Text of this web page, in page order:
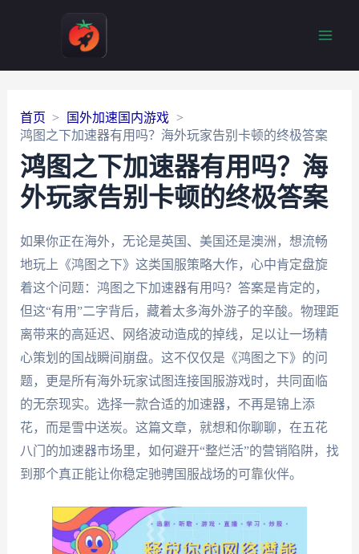
首页
国外加速国内游戏
鸿图之下加速器有用吗？海外玩家告别卡顿的终极答案
鸿图之下加速器有用吗？海
外玩家告别卡顿的终极答案
如果你正在海外，无论是英国、美国还是澳洲，想流畅
地玩上《鸿图之下》这类国服策略大作，心中肯定盘旋
着这个问题：鸿图之下加速器有用吗？答案是肯定的，
但这“有用”二字背后，藏着太多海外游子的辛酸。物理距
离带来的高延迟、网络波动造成的掉线，足以让一场精
心策划的国战瞬间崩盘。这不仅仅是《鸿图之下》的问
题，更是所有海外玩家试图连接国服游戏时，共同面临
的无奈现实。选择一款合适的加速器，不再是锦上添
花，而是雪中送炭。这篇文章，就想和你聊聊，在五花
八门的加速器市场里，如何避开“整烂活”的营销陷阱，找
到那个真正能让你稳定驰骋国服战场的可靠伙伴。